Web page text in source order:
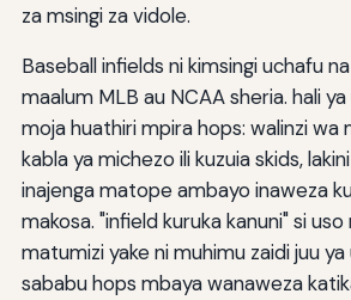
za msingi za vidole.
Baseball infields ni kimsingi uchafu
maalum MLB au NCAA sheria. hali
moja huathiri mpira hops: walinzi wa
kabla ya michezo ili kuzuia skids,
inajenga matope ambayo inaweza
makosa. "infield kuruka kanuni" si uso
matumizi yake ni muhimu zaidi juu
sababu hops mbaya wanaweza